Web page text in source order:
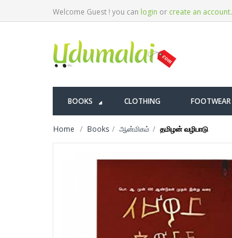
Welcome Guest ! you can login or create an account.
BOOKS CLOTHING FOOTWEAR
Home Books ஆன்மிகம் தமிழன் வழிபாடு